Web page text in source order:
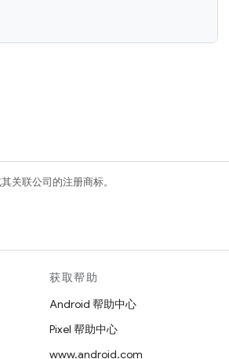
关联公司的注册商标。
获取帮助
Android 帮助中心
Pixel 帮助中心
www.android.com